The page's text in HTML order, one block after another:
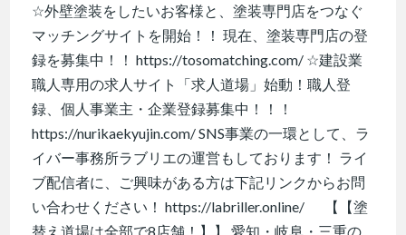
☆外壁塗装をしたいお客様と、塗装専門店をつなぐ
マッチングサイトを開始！！ 現在、塗装専門店の登
録を募集中！！ https://tosomatching.com/ ☆建設業
職人専用の求人サイト「求人道場」始動！職人登
録、個人事業主・企業登録募集中！！！
https://nurikaekyujin.com/ SNS事業の一環として、ラ
イバー事務所ラブリエの運営もしております！ ライ
ブ配信者に、ご興味がある方は下記リンクからお問
い合わせください！ https://labriller.online/ 【【塗
替え道場は全部で8店舗！】】 愛知・岐阜・三重の